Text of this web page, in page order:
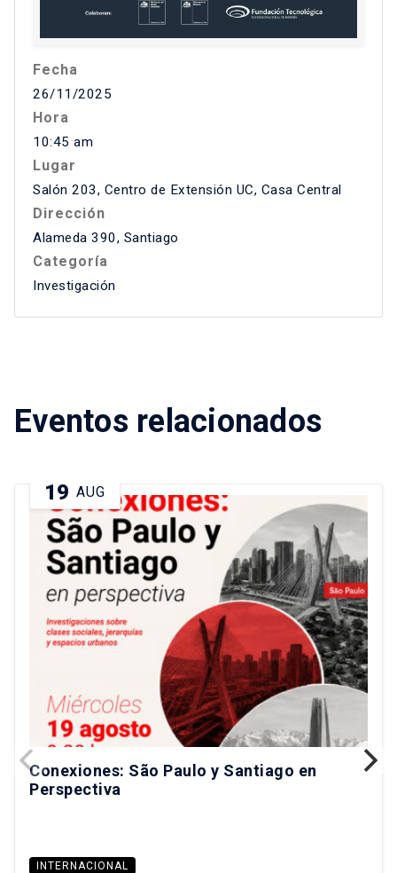
Fecha
26/11/2025
Hora
10:45 am
Lugar
Salón 203, Centro de Extensión UC, Casa Central
Dirección
Alameda 390, Santiago
Categoría
Investigación
Eventos relacionados
19 AUG
Conexiones: São Paulo y Santiago en
Perspectiva
INTERNACIONAL